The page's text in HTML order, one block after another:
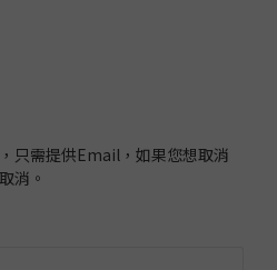
只需提供Email，如果您想取消
消。